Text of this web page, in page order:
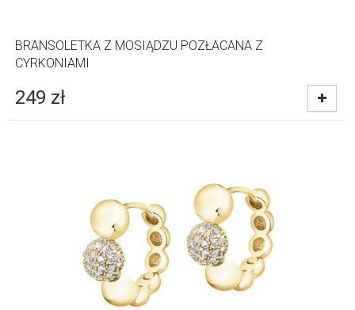
BRANSOLETKA Z MOSIĄDZU POZŁACANA Z
CYRKONIAMI
249 zł